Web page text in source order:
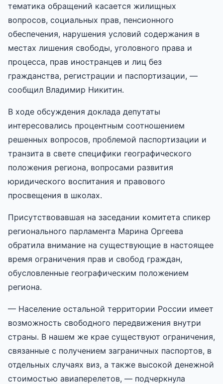
тематика обращений касается жилищных
вопросов, социальных прав, пенсионного
обеспечения, нарушения условий содержания в
местах лишения свободы, уголовного права и
процесса, прав иностранцев и лиц без
гражданства, регистрации и паспортизации, —
сообщил Владимир Никитин.
В ходе обсуждения доклада депутаты
интересовались процентным соотношением
решенных вопросов, проблемой паспортизации и
транзита в свете специфики географического
положения региона, вопросами развития
юридического воспитания и правового
просвещения в школах.
Присутствовавшая на заседании комитета спикер
регионального парламента Марина Оргеева
обратила внимание на существующие в настоящее
время ограничения прав и свобод граждан,
обусловленные географическим положением
региона.
— Население остальной территории России имеет
возможность свободного передвижения внутри
страны. В нашем же крае существуют ограничения,
связанные с получением заграничных паспортов, в
отдельных случаях виз, а также высокой денежной
стоимостью авиаперелетов, — подчеркнула